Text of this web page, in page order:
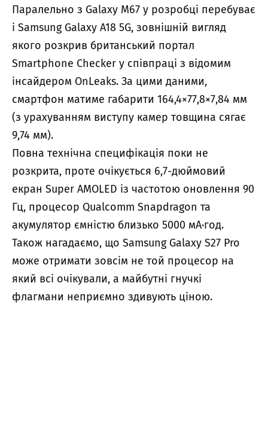
Паралельно з Galaxy M67 у розробці перебуває
і Samsung Galaxy A18 5G, зовнішній вигляд
якого розкрив британський портал
Smartphone Checker у співпраці з відомим
інсайдером OnLeaks. За цими даними,
смартфон матиме габарити 164,4×77,8×7,84 мм
(з урахуванням виступу камер товщина сягає
9,74 мм).
Повна технічна специфікація поки не
розкрита, проте очікується 6,7-дюймовий
екран Super AMOLED із частотою оновлення 90
Гц, процесор Qualcomm Snapdragon та
акумулятор ємністю близько 5000 мА·год.
Також нагадаємо, що Samsung Galaxy S27 Pro
може отримати зовсім не той процесор на
який всі очікували, а майбутні гнучкі
флагмани неприємно здивують ціною.